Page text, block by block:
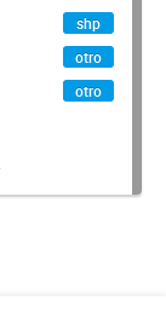
shp
otro
otro